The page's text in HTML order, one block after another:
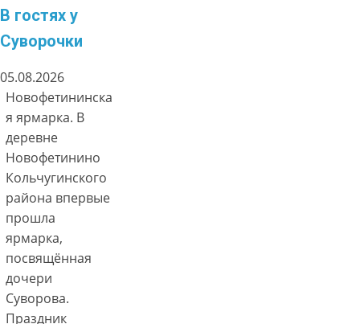
В гостях у
Суворочки
05.08.2026
Новофетининска
я ярмарка. В
деревне
Новофетинино
Кольчугинского
района впервые
прошла
ярмарка,
посвящённая
дочери
Суворова.
Праздник